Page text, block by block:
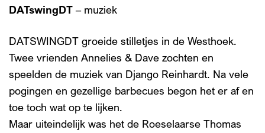
DATswingDT– muziek
DATSWINGDT groeide stilletjes in de Westhoek.
Twee vrienden Annelies & Dave zochten en
speelden de muziek van Django Reinhardt. Na vele
pogingen en gezellige barbecues begon het er af en
toe toch wat op te lijken.
Maar uiteindelijk was het de Roeselaarse Thomas